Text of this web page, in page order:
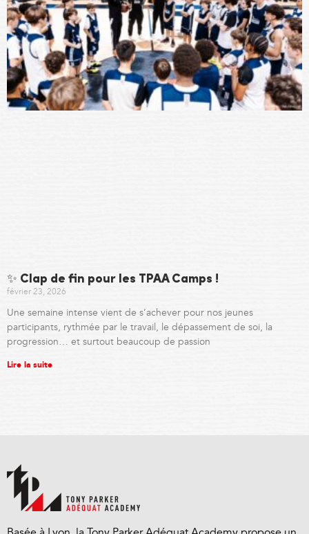
✨ Clap de fin pour les TPAA Camps !
février 23, 2026
Une semaine intense vient de s’achever pour nos jeunes
participants, rythmée par le travail, le dépassement de soi, la
progression… et surtout beaucoup de passion
Lire la suite